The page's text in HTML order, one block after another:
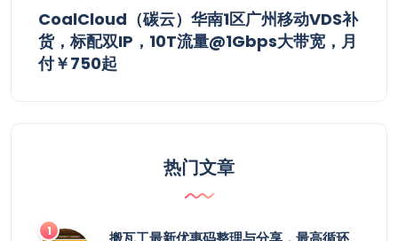
CoalCloud（碳云）华南1区广州移动VDS补
货，标配双IP，10T流量@1Gbps大带宽，月
付￥750起
热门文章